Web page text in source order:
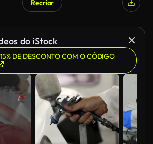
Recriar
do iStock
DE DESCONTO COM O CÓDIGO